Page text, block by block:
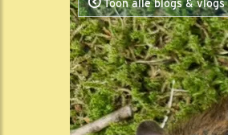
Toon alle blogs & vlogs